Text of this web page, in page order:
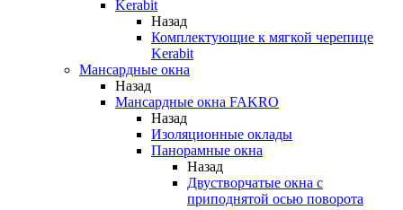
Kerabit
Назад
Комплектующие к мягкой черепице
Kerabit
Мансардные окна
Назад
Мансардные окна FAKRO
Назад
Изоляционные оклады
Панорамные окна
Назад
Двустворчатые окна с
приподнятой осью поворота